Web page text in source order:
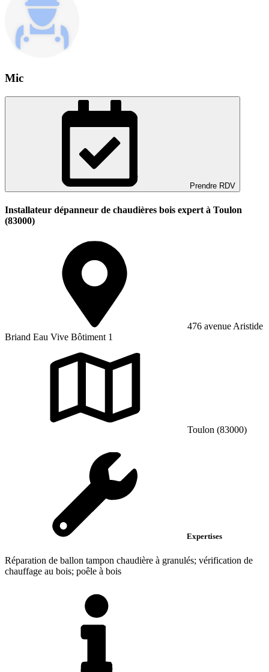
Mic
Prendre RDV
Installateur dépanneur de chaudières bois expert à Toulon
(83000)
476 avenue Aristide
Briand Eau Vive Bôtiment 1
Toulon (83000)
Expertises
Réparation de ballon tampon chaudière à granulés; vérification de
chauffage au bois; poêle à bois